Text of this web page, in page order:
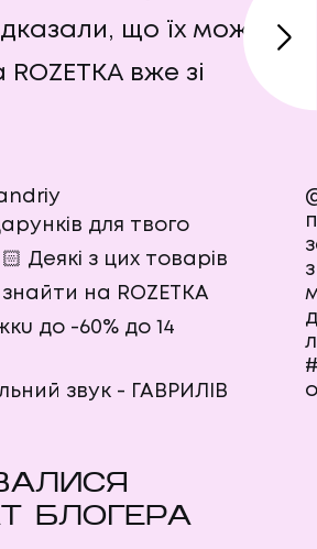
що їх можна
вже зі
для твого
Деякі з цих товарів
на ROZETKA
до -60% до 14
звук - ГАВРИЛІВ
БЛОГЕРА